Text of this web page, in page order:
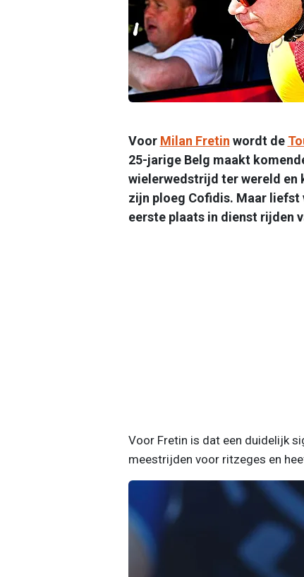
Voor Milan Fretin wordt de
25-jarige Belg maakt
wielerwedstrijd ter wereld en
zijn ploeg Cofidis. Maar liefst
eerste plaats in dienst rijden
Voor Fretin is dat een duidelijk
meestrijden voor ritzeges en